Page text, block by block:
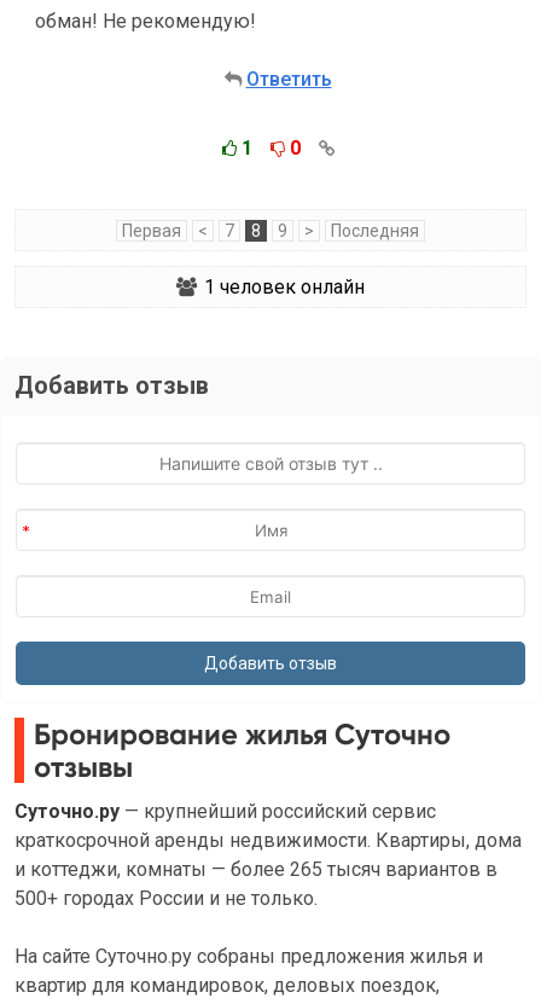
обман! Не рекомендую!
Ответить
1 0
Первая < 7 8 9 > Последняя
1 человек онлайн
Добавить отзыв
Бронирование жилья Суточно
отзывы
Суточно.ру — крупнейший российский сервис
краткосрочной аренды недвижимости. Квартиры, дома
и коттеджи, комнаты — более 265 тысяч вариантов в
500+ городах России и не только.
На сайте Суточно.ру собраны предложения жилья и
квартир для командировок, деловых поездок,